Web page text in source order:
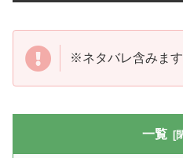
※ネタバレ含みます
一覧